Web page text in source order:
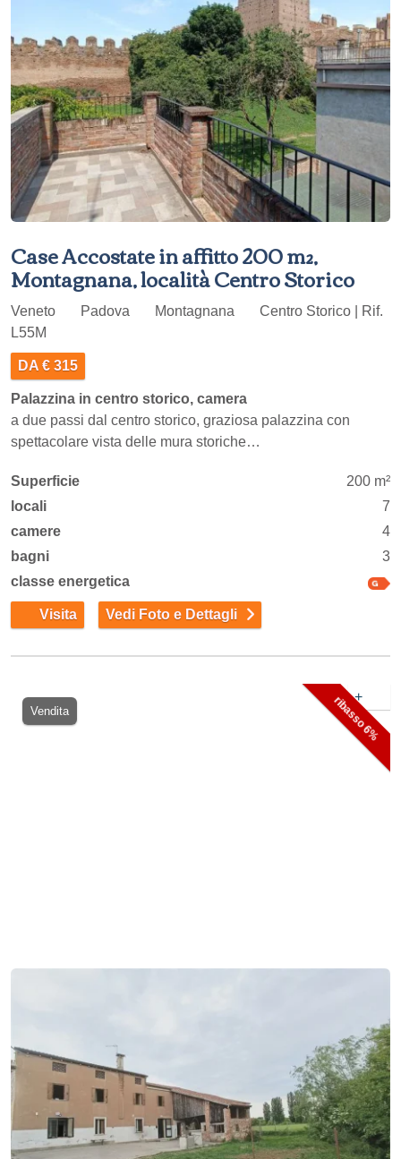
Case Accostate in affitto 200 m²,
Montagnana, località Centro Storico
Veneto Padova Montagnana
Centro Storico | Rif.
L55M
DA € 315
Palazzina in centro storico, camera
a due passi dal centro storico, graziosa palazzina con
spettacolare vista delle mura storiche…
Superficie
200 m²
locali
7
camere
4
bagni
3
classe energetica
Visita Vedi Foto e Dettagli
Vendita
+
ribasso 6%